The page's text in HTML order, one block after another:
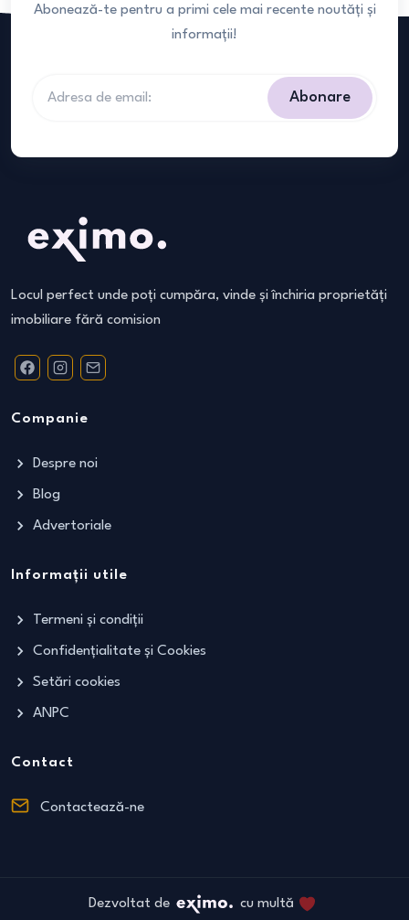
Abonează-te pentru a primi cele mai recente noutăți și
informații!
Abonare
Locul perfect unde poți cumpăra, vinde și închiria proprietăți
imobiliare fără comision
Companie
Despre noi
Blog
Advertoriale
Informații utile
Termeni și condiții
Confidențialitate și Cookies
Setări cookies
ANPC
Contact
Contactează-ne
Dezvoltat de cu multă